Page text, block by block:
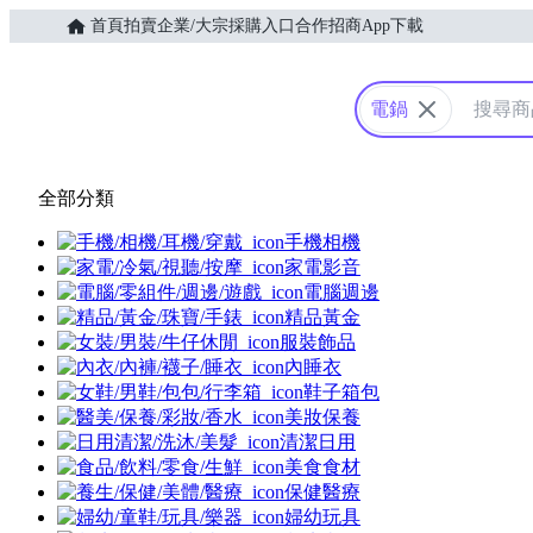
首頁拍賣企業/大宗採購入口 合作招商App下載
Yahoo購物中心
電鍋
全部分類
手機相機
家電影音
電腦週邊
精品黃金
服裝飾品
內睡衣
鞋子箱包
美妝保養
清潔日用
美食食材
保健醫療
婦幼玩具